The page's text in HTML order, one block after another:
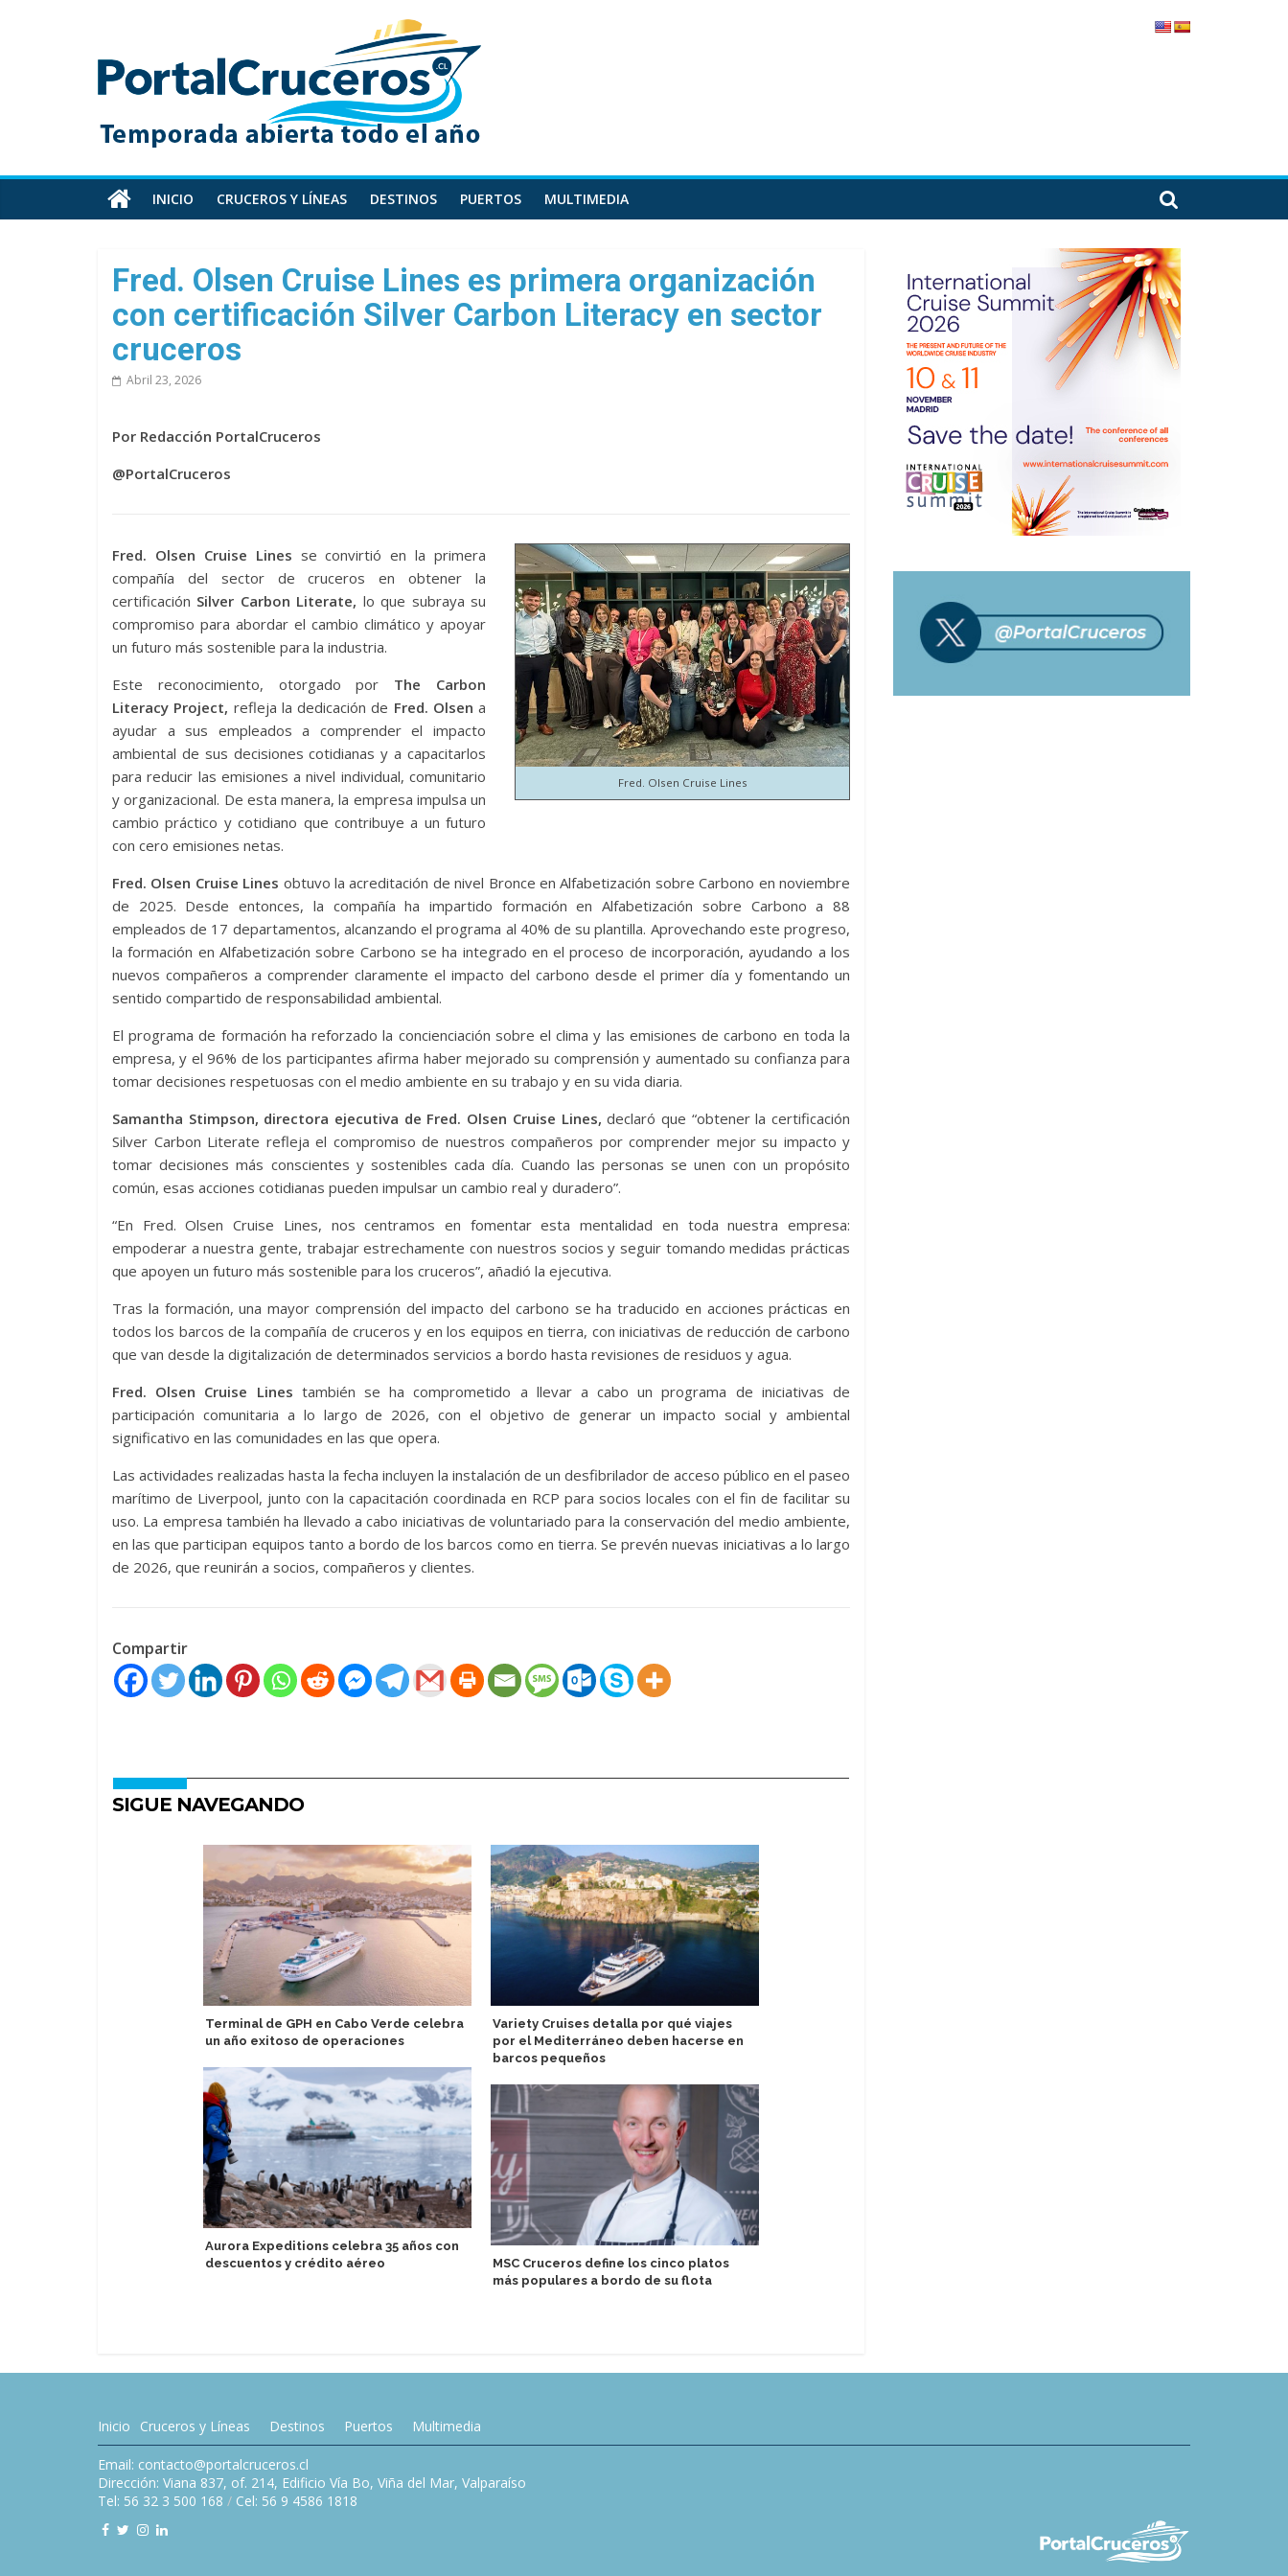
PortalCruceros
Toda
información
cruceros
en
un
sitio
INICIO CRUCEROS Y LÍNEAS DESTINOS PUERTOS MULTIMEDIA
Fred. Olsen Cruise Lines es primera organización
con certificación Silver Carbon Literacy en sector
cruceros
Abril 23, 2026
Por Redacción PortalCruceros
@PortalCruceros
Fred. Olsen Cruise Lines
Fred. Olsen Cruise Lines se convirtió en la primera
compañía del sector de cruceros en obtener la
certificación Silver Carbon Literate, lo que subraya su
compromiso para abordar el cambio climático y apoyar
un futuro más sostenible para la industria.
Este reconocimiento, otorgado por The Carbon
Literacy Project, refleja la dedicación de Fred. Olsen a
ayudar a sus empleados a comprender el impacto
ambiental de sus decisiones cotidianas y a capacitarlos
para reducir las emisiones a nivel individual, comunitario
y organizacional. De esta manera, la empresa impulsa un
cambio práctico y cotidiano que contribuye a un futuro
con cero emisiones netas.
Fred. Olsen Cruise Lines obtuvo la acreditación de nivel Bronce en Alfabetización sobre Carbono en noviembre
de 2025. Desde entonces, la compañía ha impartido formación en Alfabetización sobre Carbono a 88
empleados de 17 departamentos, alcanzando el programa al 40% de su plantilla. Aprovechando este progreso,
la formación en Alfabetización sobre Carbono se ha integrado en el proceso de incorporación, ayudando a los
nuevos compañeros a comprender claramente el impacto del carbono desde el primer día y fomentando un
sentido compartido de responsabilidad ambiental.
El programa de formación ha reforzado la concienciación sobre el clima y las emisiones de carbono en toda la
empresa, y el 96% de los participantes afirma haber mejorado su comprensión y aumentado su confianza para
tomar decisiones respetuosas con el medio ambiente en su trabajo y en su vida diaria.
Samantha Stimpson, directora ejecutiva de Fred. Olsen Cruise Lines, declaró que “obtener la certificación
Silver Carbon Literate refleja el compromiso de nuestros compañeros por comprender mejor su impacto y
tomar decisiones más conscientes y sostenibles cada día. Cuando las personas se unen con un propósito
común, esas acciones cotidianas pueden impulsar un cambio real y duradero”.
“En Fred. Olsen Cruise Lines, nos centramos en fomentar esta mentalidad en toda nuestra empresa:
empoderar a nuestra gente, trabajar estrechamente con nuestros socios y seguir tomando medidas prácticas
que apoyen un futuro más sostenible para los cruceros”, añadió la ejecutiva.
Tras la formación, una mayor comprensión del impacto del carbono se ha traducido en acciones prácticas en
todos los barcos de la compañía de cruceros y en los equipos en tierra, con iniciativas de reducción de carbono
que van desde la digitalización de determinados servicios a bordo hasta revisiones de residuos y agua.
Fred. Olsen Cruise Lines también se ha comprometido a llevar a cabo un programa de iniciativas de
participación comunitaria a lo largo de 2026, con el objetivo de generar un impacto social y ambiental
significativo en las comunidades en las que opera.
Las actividades realizadas hasta la fecha incluyen la instalación de un desfibrilador de acceso público en el paseo
marítimo de Liverpool, junto con la capacitación coordinada en RCP para socios locales con el fin de facilitar su
uso. La empresa también ha llevado a cabo iniciativas de voluntariado para la conservación del medio ambiente,
en las que participan equipos tanto a bordo de los barcos como en tierra. Se prevén nuevas iniciativas a lo largo
de 2026, que reunirán a socios, compañeros y clientes.
Compartir
SIGUE NAVEGANDO
Terminal de GPH en Cabo Verde celebra
un año exitoso de operaciones
Aurora Expeditions celebra 35 años con
descuentos y crédito aéreo
Variety Cruises detalla por qué viajes
por el Mediterráneo deben hacerse en
barcos pequeños
MSC Cruceros define los cinco platos
más populares a bordo de su flota
Inicio Cruceros y Líneas Destinos Puertos Multimedia
Email: contacto@portalcruceros.cl
Dirección: Viana 837, of. 214, Edificio Vía Bo, Viña del Mar, Valparaíso
Tel: 56 32 3 500 168 / Cel: 56 9 4586 1818